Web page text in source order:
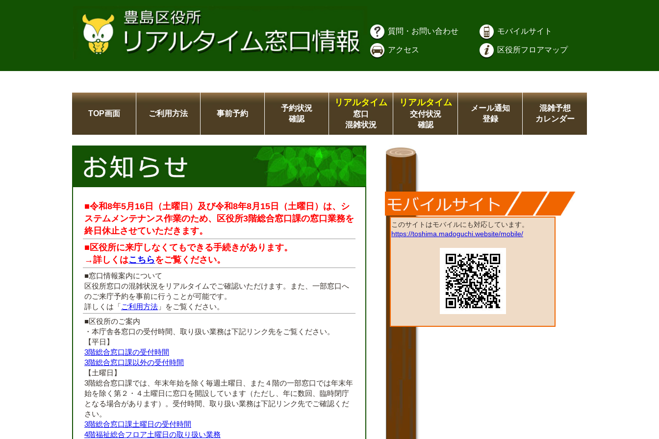
質問・お問い合わせ モバイルサイト
アクセス 区役所フロアマップ
TOP画面 ご利用方法 事前予約
予約状況
確認
リアルタイム
窓口
混雑状況
リアルタイム
交付状況
確認
メール通知
登録
混雑予想
カレンダー
■令和8年5月16日（土曜日）及び令和8年8月15日（土曜日）は、シ
ステムメンテナンス作業のため、区役所3階総合窓口課の窓口業務を
終日休止させていただきます。
■区役所に来庁しなくてもできる手続きがあります。
→詳しくはこちらをご覧ください。
■窓口情報案内について
区役所窓口の混雑状況をリアルタイムでご確認いただけます。また、一部窓口へ
のご来庁予約を事前に行うことが可能です。
詳しくは「ご利用方法 」をご覧ください。
■区役所のご案内
・本庁舎各窓口の受付時間、取り扱い業務は下記リンク先をご覧ください。
【平日】
3階総合窓口課の受付時間
3階総合窓口課以外の受付時間
【土曜日】
3階総合窓口課では、年末年始を除く毎週土曜日、また４階の一部窓口では年末年
始を除く第２・４土曜日に窓口を開設しています（ただし、年に数回、臨時閉庁
となる場合があります）。受付時間、取り扱い業務は下記リンク先でご確認くだ
さい。
3階総合窓口課土曜日の受付時間
4階福祉総合フロア土曜日の取り扱い業務
このサイトはモバイルにも対応しています。
https://toshima.madoguchi.website/mobile/